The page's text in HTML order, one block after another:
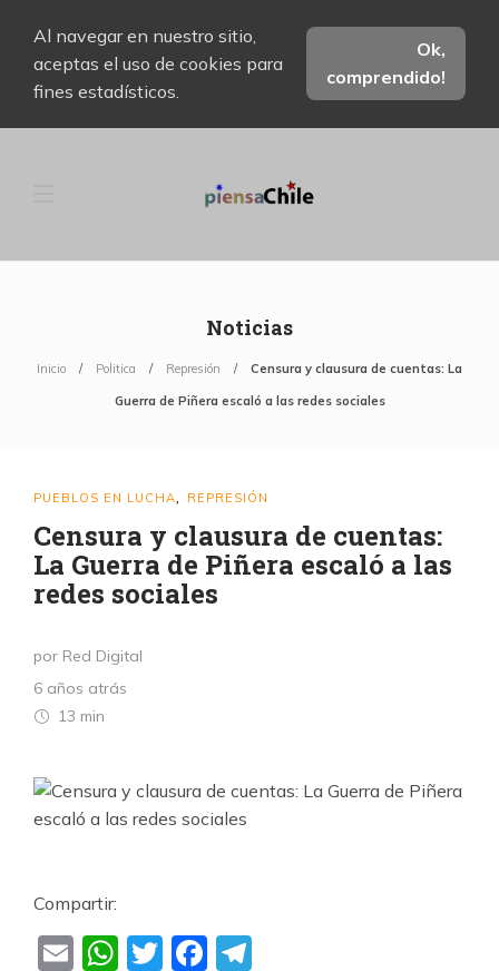
Al navegar en nuestro sitio,
aceptas el uso de cookies para
fines estadísticos.
Ok,
comprendido!
Noticias
Inicio Politica Represión Censura y clausura de cuentas: La
Guerra de Piñera escaló a las redes sociales
PUEBLOS EN LUCHA REPRESIÓN
Censura y clausura de cuentas:
La Guerra de Piñera escaló a las
redes sociales
por Red Digital
6 años atrás
13 min
Compartir:
EmailWhatsApp
TwitterFacebook